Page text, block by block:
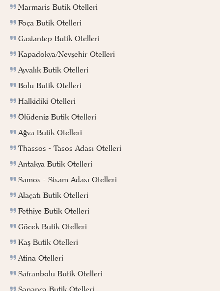
Marmaris Butik Otelleri
Foça Butik Otelleri
Gaziantep Butik Otelleri
Kapadokya/Nevşehir Otelleri
Ayvalık Butik Otelleri
Bolu Butik Otelleri
Halkidiki Otelleri
Ölüdeniz Butik Otelleri
Ağva Butik Otelleri
Thassos - Tasos Adası Otelleri
Antakya Butik Otelleri
Samos - Sisam Adası Otelleri
Alaçatı Butik Otelleri
Fethiye Butik Otelleri
Göcek Butik Otelleri
Kaş Butik Otelleri
Atina Otelleri
Safranbolu Butik Otelleri